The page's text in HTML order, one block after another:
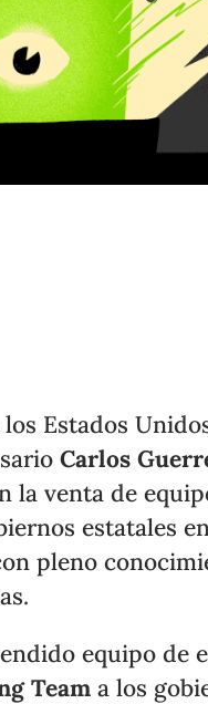
Estados
Carlos
la venta de
estatales
pleno
equipo de
Team a los